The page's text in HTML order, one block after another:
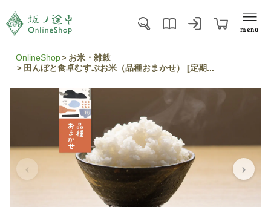
menu
OnlineShop
お米・雑穀
田んぼと食卓むすぶお米（品種おまかせ） [定期...